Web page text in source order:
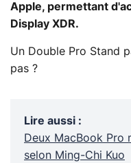
Apple, permettant
Display XDR.
Un Double Pro Stand
pas ?
Lire aussi :
Deux MacBook Pro
selon Ming-Chi Kuo